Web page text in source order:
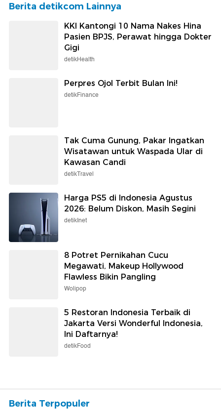
Berita detikcom Lainnya
KKI Kantongi 10 Nama Nakes Hina
Pasien BPJS, Perawat hingga Dokter
Gigi
detikHealth
Perpres Ojol Terbit Bulan Ini!
detikFinance
Tak Cuma Gunung, Pakar Ingatkan
Wisatawan untuk Waspada Ular di
Kawasan Candi
detikTravel
Harga PS5 di Indonesia Agustus
2026: Belum Diskon, Masih Segini
detikInet
8 Potret Pernikahan Cucu
Megawati, Makeup Hollywood
Flawless Bikin Pangling
Wolipop
5 Restoran Indonesia Terbaik di
Jakarta Versi Wonderful Indonesia,
Ini Daftarnya!
detikFood
Berita Terpopuler